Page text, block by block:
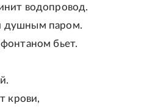
водопровод.
душным паром.
бьет.
крови,